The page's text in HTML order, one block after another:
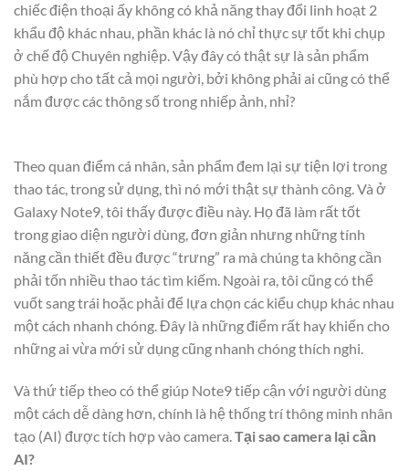
chiếc điện thoại ấy không có khả năng thay đổi linh hoạt 2
khẩu độ khác nhau, phần khác là nó chỉ thực sự tốt khi chụp
ở chế độ Chuyên nghiệp. Vậy đây có thật sự là sản phẩm
phù hợp cho tất cả mọi người, bởi không phải ai cũng có thể
nắm được các thông số trong nhiếp ảnh, nhỉ?
Theo quan điểm cá nhân, sản phẩm đem lại sự tiện lợi trong
thao tác, trong sử dụng, thì nó mới thật sự thành công. Và ở
Galaxy Note9, tôi thấy được điều này. Họ đã làm rất tốt
trong giao diện người dùng, đơn giản nhưng những tính
năng cần thiết đều được “trưng” ra mà chúng ta không cần
phải tốn nhiều thao tác tìm kiếm. Ngoài ra, tôi cũng có thể
vuốt sang trái hoặc phải để lựa chọn các kiểu chụp khác nhau
một cách nhanh chóng. Đây là những điểm rất hay khiến cho
những ai vừa mới sử dụng cũng nhanh chóng thích nghi.
Và thứ tiếp theo có thể giúp Note9 tiếp cận với người dùng
một cách dễ dàng hơn, chính là hệ thống trí thông minh nhân
tạo (AI) được tích hợp vào camera. Tại sao camera lại cần
AI?